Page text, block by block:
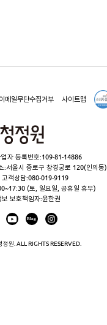
이메일무단수집거부 사이트맵
청
원
업자 등록번호:109-81-14886
:서울시 종로구 창경궁로 120(인의동)
고객상담:080-019-9119
(토, 일요일, 공휴일 휴무)
보 보호책임자:윤한권
정원. ALL RIGHTS RESERVED.